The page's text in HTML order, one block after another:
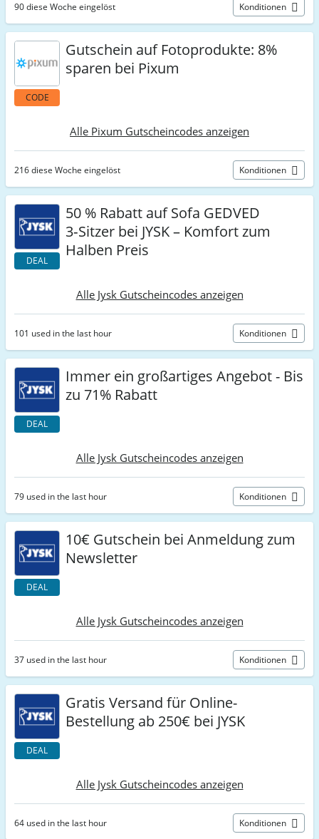
90 diese Woche eingelöst Konditionen
CODE
Gutschein auf Fotoprodukte: 8%
sparen bei Pixum
Alle Pixum Gutscheincodes anzeigen
216 diese Woche eingelöst Konditionen
DEAL
50 % Rabatt auf Sofa GEDVED
3‑Sitzer bei JYSK – Komfort zum
Halben Preis
Alle Jysk Gutscheincodes anzeigen
101 used in the last hour Konditionen
DEAL
Immer ein großartiges Angebot - Bis
zu 71% Rabatt
Alle Jysk Gutscheincodes anzeigen
79 used in the last hour Konditionen
DEAL
10€ Gutschein bei Anmeldung zum
Newsletter
Alle Jysk Gutscheincodes anzeigen
37 used in the last hour Konditionen
DEAL
Gratis Versand für Online-
Bestellung ab 250€ bei JYSK
Alle Jysk Gutscheincodes anzeigen
64 used in the last hour Konditionen